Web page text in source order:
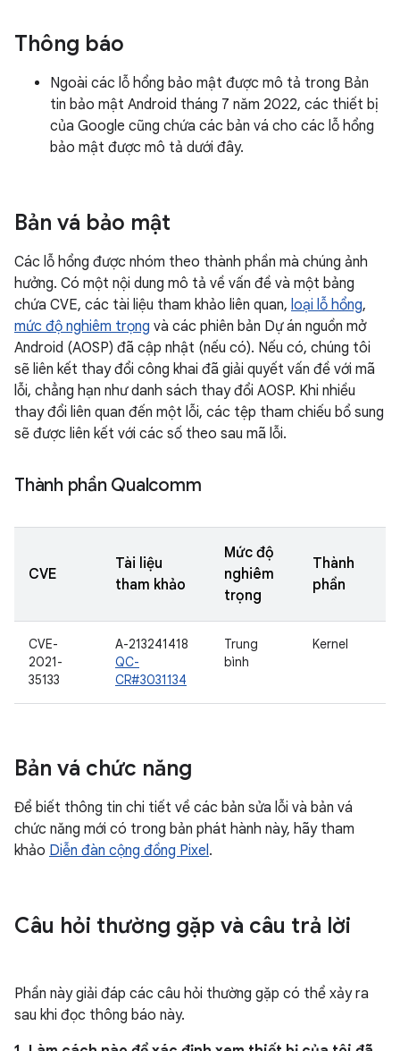
Thông báo
Ngoài các lỗ hổng bảo mật được mô tả trong Bản
tin bảo mật Android tháng 7 năm 2022, các thiết bị
của Google cũng chứa các bản vá cho các lỗ hổng
bảo mật được mô tả dưới đây.
Bản vá bảo mật
Các lỗ hổng được nhóm theo thành phần mà chúng ảnh
hưởng. Có một nội dung mô tả về vấn đề và một bảng
chứa CVE, các tài liệu tham khảo liên quan, loại lỗ hổng,
mức độ nghiêm trọng và các phiên bản Dự án nguồn mở
Android (AOSP) đã cập nhật (nếu có). Nếu có, chúng tôi
sẽ liên kết thay đổi công khai đã giải quyết vấn đề với mã
lỗi, chẳng hạn như danh sách thay đổi AOSP. Khi nhiều
thay đổi liên quan đến một lỗi, các tệp tham chiếu bổ sung
sẽ được liên kết với các số theo sau mã lỗi.
Thành phần Qualcomm
CVE
Tài liệu
tham khảo
Mức độ
nghiêm
trọng
Thành
phần
CVE-
2021-
35133
A-213241418
QC-
CR#3031134
Trung
bình
Kernel
Bản vá chức năng
Để biết thông tin chi tiết về các bản sửa lỗi và bản vá
chức năng mới có trong bản phát hành này, hãy tham
khảo Diễn đàn cộng đồng Pixel.
Câu hỏi thường gặp và câu trả lời
Phần này giải đáp các câu hỏi thường gặp có thể xảy ra
sau khi đọc thông báo này.